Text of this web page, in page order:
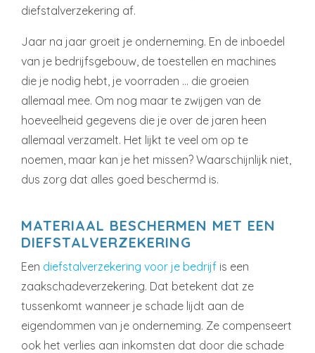
diefstalverzekering af.
Jaar na jaar groeit je onderneming. En de inboedel
van je bedrijfsgebouw, de toestellen en machines
die je nodig hebt, je voorraden … die groeien
allemaal mee. Om nog maar te zwijgen van de
hoeveelheid gegevens die je over de jaren heen
allemaal verzamelt. Het lijkt te veel om op te
noemen, maar kan je het missen? Waarschijnlijk niet,
dus zorg dat alles goed beschermd is.
MATERIAAL BESCHERMEN MET EEN
DIEFSTALVERZEKERING
Een diefstalverzekering voor je bedrijf is een
zaakschadeverzekering. Dat betekent dat ze
tussenkomt wanneer je schade lijdt aan de
eigendommen van je onderneming. Ze compenseert
ook het verlies aan inkomsten dat door die schade